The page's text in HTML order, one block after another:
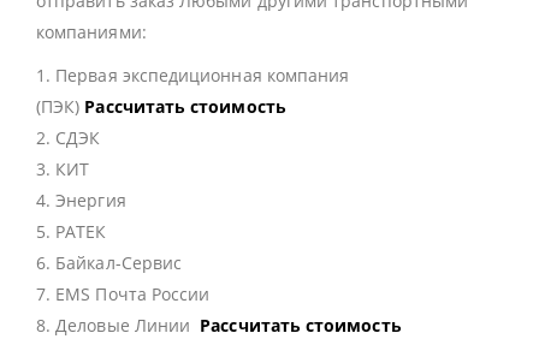
компаниями:
1. Первая экспедиционная компания
(ПЭК) Рассчитать стоимость
2. СДЭК
3. КИТ
4. Энергия
5. РАТЕК
6. Байкал-Сервис
7. EMS Почта России
8. Деловые Линии Рассчитать стоимость